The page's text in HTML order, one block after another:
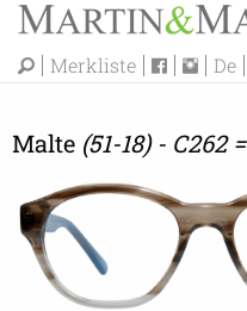
Merkliste De
Malte (51-18) - C262